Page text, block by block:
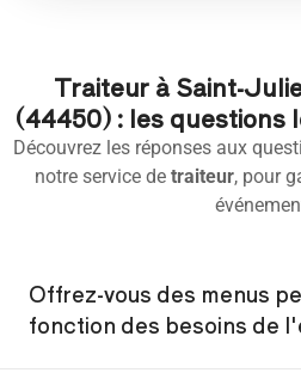
Traiteur à Saint-
(44450) : les questions
Découvrez les réponses aux
notre service de traiteur, pour
Offrez-vous des menus
fonction des besoins de